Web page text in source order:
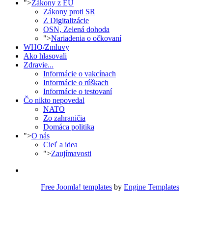
">Zákony z EÚ
Zákony proti SR
Z Digitalizácie
OSN, Zelená dohoda
">Nariadenia o očkovaní
WHO/Zmluvy
Ako hlasovali
Zdravie...
Informácie o vakcínach
Informácie o rúškach
Informácie o testovaní
Čo nikto nepovedal
NATO
Zo zahraničia
Domáca politika
">O nás
Cieľ a idea
">Zaujímavosti
Free Joomla! templates by Engine Templates